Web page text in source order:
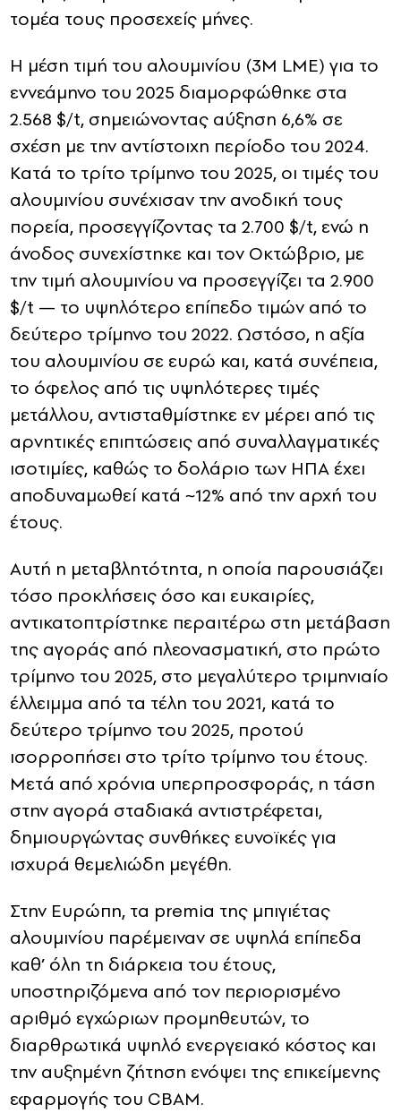
τομέα τους προσεχείς μήνες.
Η μέση τιμή του αλουμινίου (3M LME) για το
εννεάμηνο του 2025 διαμορφώθηκε στα
2.568 $/t, σημειώνοντας αύξηση 6,6% σε
σχέση με την αντίστοιχη περίοδο του 2024.
Κατά το τρίτο τρίμηνο του 2025, οι τιμές του
αλουμινίου συνέχισαν την ανοδική τους
πορεία, προσεγγίζοντας τα 2.700 $/t, ενώ η
άνοδος συνεχίστηκε και τον Οκτώβριο, με
την τιμή αλουμινίου να προσεγγίζει τα 2.900
$/t — το υψηλότερο επίπεδο τιμών από το
δεύτερο τρίμηνο του 2022. Ωστόσο, η αξία
του αλουμινίου σε ευρώ και, κατά συνέπεια,
το όφελος από τις υψηλότερες τιμές
μετάλλου, αντισταθμίστηκε εν μέρει από τις
αρνητικές επιπτώσεις από συναλλαγματικές
ισοτιμίες, καθώς το δολάριο των ΗΠΑ έχει
αποδυναμωθεί κατά ~12% από την αρχή του
έτους.
Αυτή η μεταβλητότητα, η οποία παρουσιάζει
τόσο προκλήσεις όσο και ευκαιρίες,
αντικατοπτρίστηκε περαιτέρω στη μετάβαση
της αγοράς από πλεονασματική, στο πρώτο
τρίμηνο του 2025, στο μεγαλύτερο τριμηνιαίο
έλλειμμα από τα τέλη του 2021, κατά το
δεύτερο τρίμηνο του 2025, προτού
ισορροπήσει στο τρίτο τρίμηνο του έτους.
Μετά από χρόνια υπερπροσφοράς, η τάση
στην αγορά σταδιακά αντιστρέφεται,
δημιουργώντας συνθήκες ευνοϊκές για
ισχυρά θεμελιώδη μεγέθη.
Στην Ευρώπη, τα premia της μπιγιέτας
αλουμινίου παρέμειναν σε υψηλά επίπεδα
καθ’ όλη τη διάρκεια του έτους,
υποστηριζόμενα από τον περιορισμένο
αριθμό εγχώριων προμηθευτών, το
διαρθρωτικά υψηλό ενεργειακό κόστος και
την αυξημένη ζήτηση ενόψει της επικείμενης
εφαρμογής του CBAM.